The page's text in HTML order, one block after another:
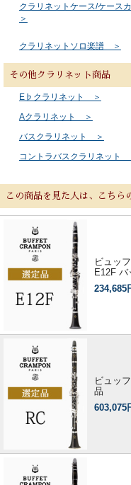
クラリネットケース/ケース
＞
クラリネットソロ楽譜 ＞
その他クラリネット商品
E♭クラリネット ＞
Aクラリネット ＞
バスクラリネット ＞
コントラバスクラリネット
この商品を見た人は、こちら
ビュッ
E12F バ
234,685
ビュッ
品
603,075